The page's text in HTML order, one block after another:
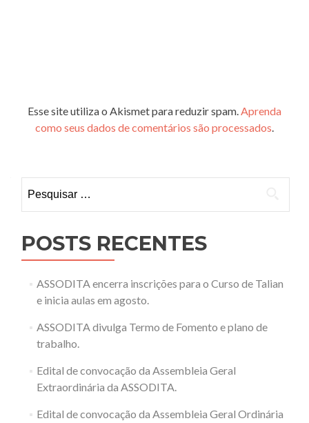
Esse site utiliza o Akismet para reduzir spam.Aprenda
como seus dados de comentários são processados.
por:
POSTS RECENTES
ASSODITA encerra inscrições para o Curso de Talian
e inicia aulas em agosto.
ASSODITA divulga Termo de Fomento e plano de
trabalho.
Edital de convocação da Assembleia Geral
Extraordinária da ASSODITA.
Edital de convocação da Assembleia Geral Ordinária